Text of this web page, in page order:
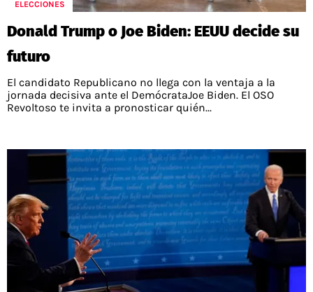
ELECCIONES
Donald Trump o Joe Biden: EEUU decide su
futuro
El candidato Republicano no llega con la ventaja a la
jornada decisiva ante el DemócrataJoe Biden. El OSO
Revoltoso te invita a pronosticar quién...